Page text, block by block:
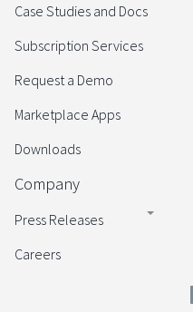
Case Studies and Docs
Subscription Services
Request a Demo
Marketplace Apps
Downloads
Company
Press Releases
Careers